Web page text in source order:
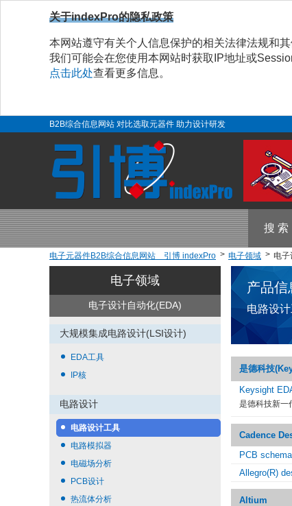
关于indexPro的隐私政策
本网站遵守有关个人信息保护的相关法律法规和
我们可能会在您使用本网站时获取IP地址或
点击此处查看更多信息。
B2B综合信息网站 对比选取元器件 助力设计研发
搜 索
电子元器件B2B综合信息网站 引博 indexPro 电子领域 电
电子领域
电子设计自动化(EDA)
大规模集成电路设计(LSI设计)
EDA工具
IP核
电路设计
电路设计工具
电路模拟器
电磁场分析
PCB设计
热流体分析
产品信
电路设
是德科技
Keysight
是德科技新一
Cadence
PCB
Allegro(R)
Altium